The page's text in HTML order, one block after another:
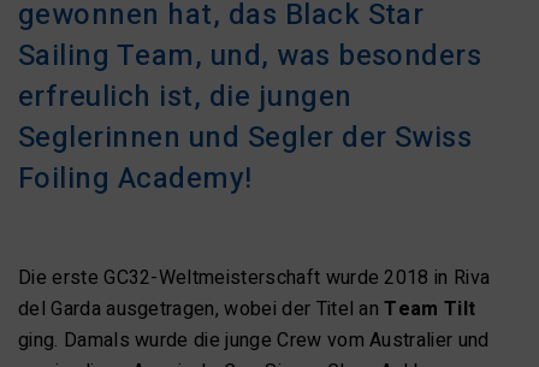
gewonnen hat, das Black Star
Sailing Team, und, was besonders
erfreulich ist, die jungen
Seglerinnen und Segler der Swiss
Foiling Academy!
Die erste GC32-Weltmeisterschaft wurde 2018 in Riva
del Garda ausgetragen, wobei der Titel anTeam Tilt
ging. Damals wurde die junge Crew vom Australier und